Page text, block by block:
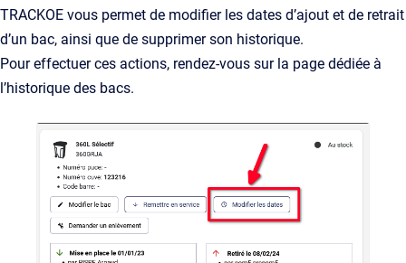
TRACKOE vous permet de modifier les dates d’ajout et de retrait
d’un bac, ainsi que de supprimer son historique.
Pour effectuer ces actions, rendez-vous sur la page dédiée à
l’historique des bacs.